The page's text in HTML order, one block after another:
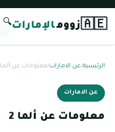
🇦🇪زوومالإمارات🔍
الرئيسية/عن الامارات/معلومات عن ألما 2
عن الامارات
معلومات عن ألما 2